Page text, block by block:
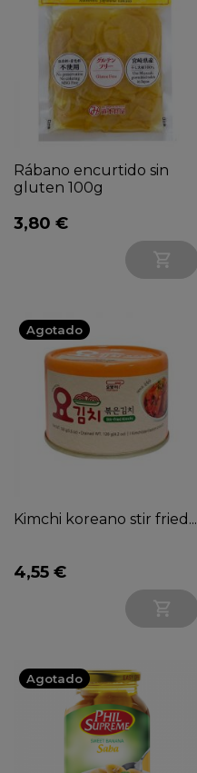
Rábano encurtido sin
gluten 100g
3,80 €

Agotado
Kimchi koreano stir fried...
4,55 €

Agotado